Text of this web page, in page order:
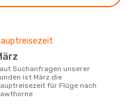
März
ist März die
für Flüge nach